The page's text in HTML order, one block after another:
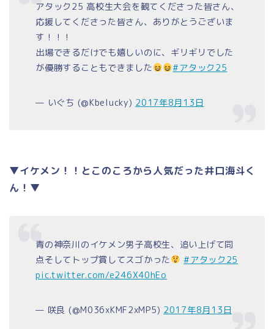
アタック25 高校生大会を観てくださった皆さん、
応援してくださった皆さん、ありがとうございま
す！！！
出場できるだけでも嬉しいのに、ギリギリでした
が優勝することもできました
#アタック25
— いぐち (@Kbelucky) 2017年8月13日
▼イケメン！！とこのころから人気だった井口海斗く
ん！▼
青の神奈川のイケメン男子高校生、追い上げて同
点そしてトップ賞してスゴかった
#アタック25
pic.twitter.com/e246X40hEo
— 咲良 (@M036xKMF2xMP5) 2017年8月13日